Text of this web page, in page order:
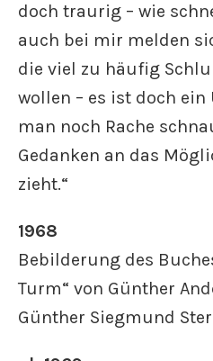
doch traurig – wie
auch bei mir melden
die viel zu häufig
wollen – es ist doch ein
man noch Rache
Gedanken an das
zieht.“
1968
Bebilderung des
Turm“ von Günther
Günther Siegmund